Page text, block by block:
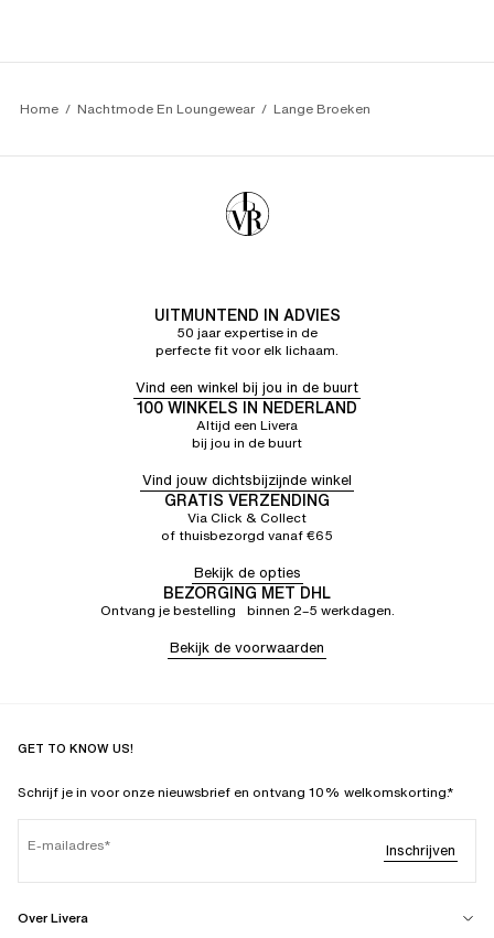
Home Nachtmode En Loungewear Lange Broeken
UITMUNTEND IN ADVIES
50 jaar expertise in de
perfecte fit voor elk lichaam.
Vind een winkel bij jou in de buurt
100 WINKELS IN NEDERLAND
Altijd een Livera
bij jou in de buurt
Vind jouw dichtsbijzijnde winkel
GRATIS VERZENDING
Via Click & Collect
of thuisbezorgd vanaf €65
Bekijk de opties
BEZORGING MET DHL
Ontvang je bestelling binnen 2–5 werkdagen.
Bekijk de voorwaarden
GET TO KNOW US!
Schrijf je in voor onze nieuwsbrief en ontvang 10% welkomskorting.*
E-mailadres Inschrijven
Over Livera